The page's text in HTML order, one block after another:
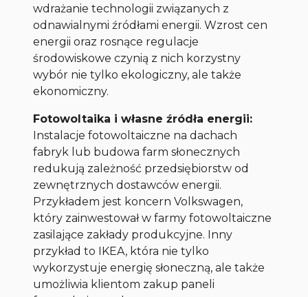
wdrażanie technologii związanych z
odnawialnymi źródłami energii. Wzrost cen
energii oraz rosnące regulacje
środowiskowe czynią z nich korzystny
wybór nie tylko ekologiczny, ale także
ekonomiczny.
Fotowoltaika i własne źródła energii:
Instalacje fotowoltaiczne na dachach
fabryk lub budowa farm słonecznych
redukują zależność przedsiębiorstw od
zewnętrznych dostawców energii.
Przykładem jest koncern Volkswagen,
który zainwestował w farmy fotowoltaiczne
zasilające zakłady produkcyjne. Inny
przykład to IKEA, która nie tylko
wykorzystuje energię słoneczną, ale także
umożliwia klientom zakup paneli